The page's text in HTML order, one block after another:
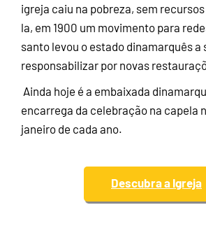
igreja caiu na pobreza, sem
la, em 1900 um movimento para
santo levou o estado dinamarquês a
responsabilizar por novas
Ainda hoje é a embaixada
encarrega da celebração na capela
janeiro de cada ano.
Descubra a Igreja